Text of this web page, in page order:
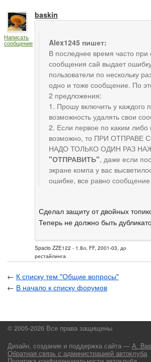
Написать
сообщение
baskin
Alex1245 пишет:
В последнее время часто при
сообщения сай выдает
пользователи по нескольку
одно и тоже сообщение. По
2 предложения:
1. Прошу включить у каждого
возможность удалять свои
2. Если первое по каким
возможно, то ПРИ
НАДО ТОЛЬКО ОДИН РАЗ
"ОТПРАВИТЬ", даже если
экране компа у вас
ошибке, все равно сообщение
Сделал защиту от двойных
Теперь не должно быть
Spacio ZZE122 - 1.8л, FF, 2001-03, до
рестайлинга
← К списку тем "Общие вопросы"
← В начало к списку форумов
© 2005-2026 Все права защищены
Дизайн, создание и поддержка сайта — А.
Обратная связь с администрацией автоклуба